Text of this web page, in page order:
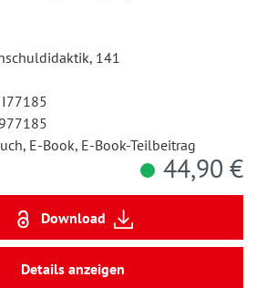
141
E-Book, E-Book-Teilbeitrag
44,90 €
Download
Details anzeigen